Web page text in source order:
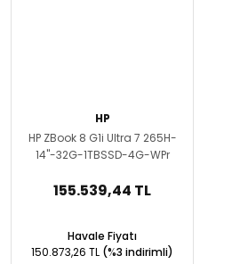
HP
HP ZBook 8 G1i Ultra 7 265H-
14''-32G-1TBSSD-4G-WPr
155.539,44 TL
Havale Fiyatı
150.873,26 TL (%3 indirimli)